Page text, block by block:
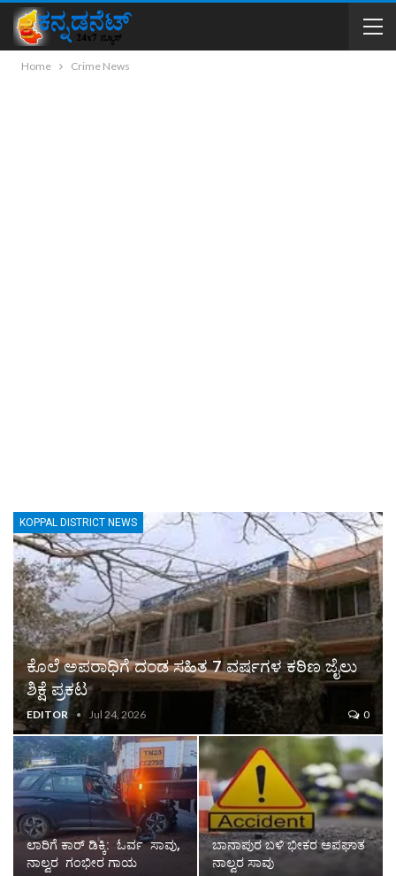
Home Crime News
KOPPAL DISTRICT NEWS
ಕೊಲೆ ಅಪರಾಧಿಗೆ ದಂಡ ಸಹಿತ 7 ವರ್ಷಗಳ ಕಠಿಣ ಜೈಲು
ಶಿಕ್ಷೆ ಪ್ರಕಟ
EDITOR Jul 24, 2026 0
ಲಾರಿಗೆ ಕಾರ್ ಡಿಕ್ಕಿ: ಓರ್ವ ಸಾವು,
ನಾಲ್ವರ ಗಂಭೀರ ಗಾಯ
ಬಾನಾಪುರ ಬಳಿ ಭೀಕರ ಅಪಘಾತ
ನಾಲ್ವರ ಸಾವು